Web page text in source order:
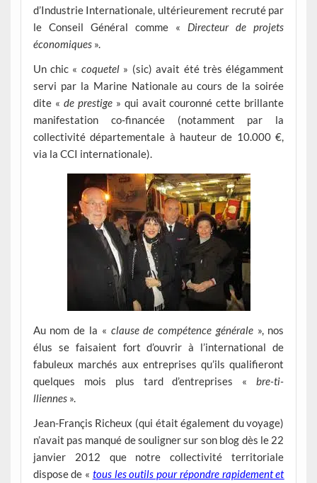
d’Industrie Internationale, ultérieurement recruté par
le Conseil Général comme « Directeur de projets
économiques».
Un chic « coquetel» (sic) avait été très élégamment
servi par la Marine Nationale au cours de la soirée
dite « de prestige» qui avait couronné cette brillante
manifestation co-financée (notamment par la
collectivité départementale à hauteur de 10.000 €,
via la CCI internationale).
Au nom de la « clause de compétence générale », nos
élus se faisaient fort d’ouvrir à l’international de
fabuleux marchés aux entreprises qu’ils qualifieront
quelques mois plus tard d’entreprises «bre-ti-
lliennes».
Jean-Françis Richeux (qui était également du voyage)
n’avait pas manqué de souligner sur son blog dès le 22
janvier 2012 que notre collectivité territoriale
dispose de « tous les outils pour répondre rapidement et